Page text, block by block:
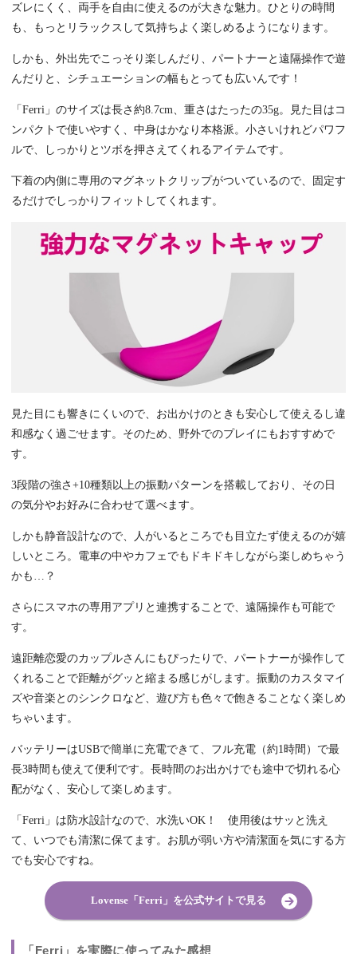
ズレにくく、両手を自由に使えるのが大きな魅力。ひとりの時間
も、もっとリラックスして気持ちよく楽しめるようになります。
しかも、外出先でこっそり楽しんだり、パートナーと遠隔操作で遊
んだりと、シチュエーションの幅もとっても広いんです！
「Ferri」のサイズは長さ約8.7cm、重さはたったの35g。見た目はコ
ンパクトで使いやすく、中身はかなり本格派。小さいけれどパワフ
ルで、しっかりとツボを押さえてくれるアイテムです。
下着の内側に専用のマグネットクリップがついているので、固定す
るだけでしっかりフィットしてくれます。
見た目にも響きにくいので、お出かけのときも安心して使えるし違
和感なく過ごせます。そのため、野外でのプレイにもおすすめで
す。
3段階の強さ+10種類以上の振動パターンを搭載しており、その日
の気分やお好みに合わせて選べます。
しかも静音設計なので、人がいるところでも目立たず使えるのが嬉
しいところ。電車の中やカフェでもドキドキしながら楽しめちゃう
かも…？
さらにスマホの専用アプリと連携することで、遠隔操作も可能で
す。
遠距離恋愛のカップルさんにもぴったりで、パートナーが操作して
くれることで距離がグッと縮まる感じがします。振動のカスタマイ
ズや音楽とのシンクロなど、遊び方も色々で飽きることなく楽しめ
ちゃいます。
バッテリーはUSBで簡単に充電できて、フル充電（約1時間）で最
長3時間も使えて便利です。長時間のお出かけでも途中で切れる心
配がなく、安心して楽しめます。
「Ferri」は防水設計なので、水洗いOK！ 使用後はサッと洗え
て、いつでも清潔に保てます。お肌が弱い方や清潔面を気にする方
でも安心ですね。
Lovense「Ferri」を公式サイトで見る
「Ferri」を実際に使ってみた感想